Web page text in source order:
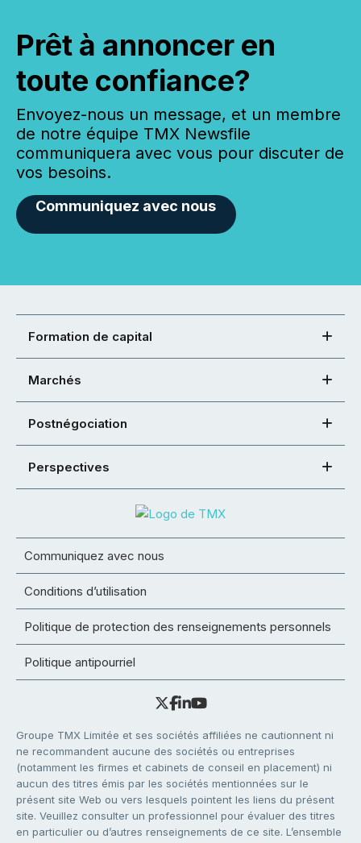
Prêt à annoncer en
toute confiance?
Envoyez-nous un message, et un membre
de notre équipe TMX Newsfile
communiquera avec vous pour discuter de
vos besoins.
Communiquez avec nous
Formation de capital
Marchés
Postnégociation
Perspectives
Communiquez avec nous
Conditions d’utilisation
Politique de protection des renseignements personnels
Politique antipourriel
Groupe TMX Limitée et ses sociétés affiliées ne cautionnent ni
ne recommandent aucune des sociétés ou entreprises
(notamment les firmes et cabinets de conseil en placement) ni
aucun des titres émis par les sociétés mentionnées sur le
présent site Web ou vers lesquels pointent les liens du présent
site. Veuillez consulter un professionnel pour évaluer des titres
en particulier ou d’autres renseignements de ce site. L’ensemble